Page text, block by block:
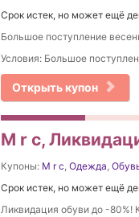
Срок истек, но может ещё
Большое поступление
Условия: Большое
Открыть купон
M r c,
Купоны: M r c, Одежда,
Срок истек, но может ещё
Ликвидация обуви до -80%!